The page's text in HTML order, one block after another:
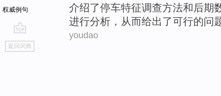
权威例句
go
top
返回词典
介绍了停车特征调查方法和 后期
进行分析，从而给出了可行的问
youdao